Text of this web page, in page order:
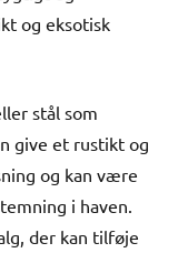
og eksotisk
stål som
give et rustikt og
og kan være
i haven.
der kan tilføje